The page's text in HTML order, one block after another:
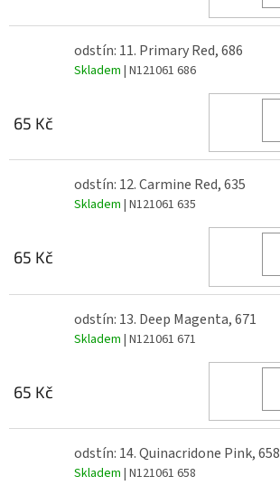
odstín: 11. Primary Red, 686
Skladem | N121061 686
65 Kč
odstín: 12. Carmine Red, 635
Skladem | N121061 635
65 Kč
odstín: 13. Deep Magenta, 671
Skladem | N121061 671
65 Kč
odstín: 14. Quinacridone Pink, 658
Skladem | N121061 658